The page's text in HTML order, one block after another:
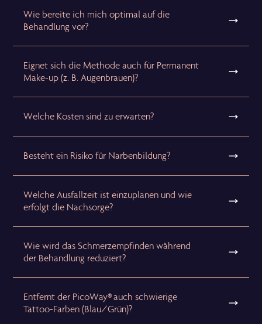
Wie bereite ich mich optimal auf die
Behandlung vor?
Eignet sich die Methode auch für Permanent
Make-up (z. B. Augenbrauen)?
Welche Kosten sind zu erwarten?
Besteht ein Risiko für Narbenbildung?
Welche Ausfallzeit ist einzuplanen und wie
erfolgt die Nachsorge?
Wie wird das Schmerzempfinden während
der Behandlung reduziert?
Entfernt der PicoWay® auch schwierige
Tattoo-Farben (Blau/Grün)?